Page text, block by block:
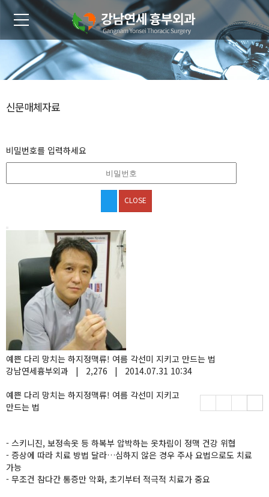
신문매체자료
비밀번호를 입력하세요
CLOSE
예쁜 다리 망치는 하지정맥류! 여름 각선미 지키고 만드는 법
강남연세흉부외과
| 2,276 |
2014.07.31 10:34
예쁜 다리 망치는 하지정맥류! 여름 각선미 지키고
만드는 법
- 스키니진, 보정속옷 등 하복부 압박하는 옷차림이 정맥 건강 위협
- 증상에 따라 치료 방법 달라…심하지 않은 경우 주사 요법으로도 치료
가능
- 무조건 참다간 통증만 악화, 초기부터 적극적 치료가 중요